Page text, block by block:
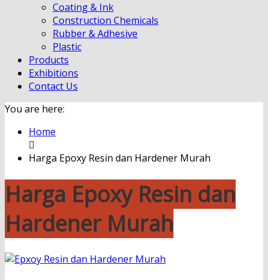
Coating & Ink
Construction Chemicals
Rubber & Adhesive
Plastic
Products
Exhibitions
Contact Us
You are here:
Home
Harga Epoxy Resin dan Hardener Murah
Harga Epoxy Resin dan
Hardener Murah